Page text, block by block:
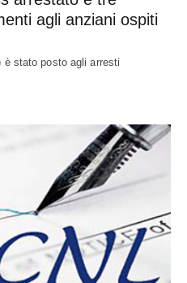
agli anziani ospiti
è stato posto agli arresti